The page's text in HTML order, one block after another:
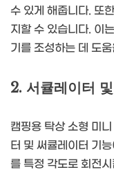
수 있게 해줍니다. 또
지할 수 있습니다. 이
기를 조성하는 데 도
2. 서큘레이터
캠핑용 탁상 소형 미
터 및 써큘레이터 기
를 특정 각도로 회전